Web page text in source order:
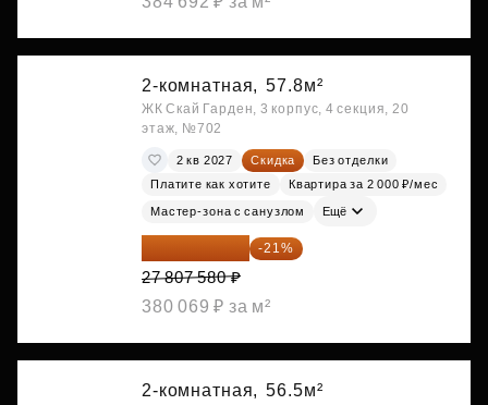
2-комнатная, 57.8м²
ЖК Скай Гарден, 3 корпус, 4 секция, 20
этаж, №702
2 кв 2027 Скидка
Без отделки
Платите как хотите
Квартира за 2 000 ₽/мес
Мастер-зона с санузлом Ещё
21 967 988 ₽ -21%
27 807 580 ₽
380 069 ₽ за м²
2-комнатная, 56.5м²